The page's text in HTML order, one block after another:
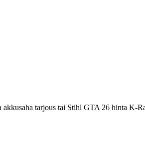
tarjous tai Stihl GTA 26 hinta K-